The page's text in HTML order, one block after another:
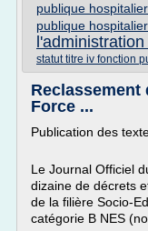
publique
publique
statut titre iv fonction
Reclassement
Force ...
Publication des
de la
Le Journal Officiel
dizaine de décrets
de la filière Socio-
catégorie B NES